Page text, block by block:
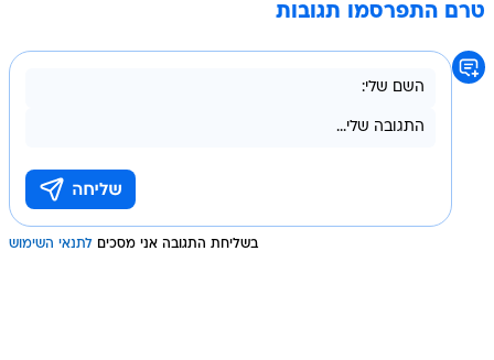
טרם התפרסמו תגובות
בשליחת התגובה אני מסכים לתנאי השימוש